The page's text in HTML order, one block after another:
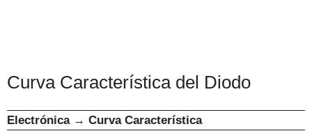
Curva Característica del Diodo
Electrónica → Curva Característica